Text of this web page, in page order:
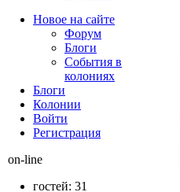
Новое на сайте
Форум
Блоги
События в
колониях
Блоги
Колонии
Войти
Peгиcтpaция
on-line
гостей: 31